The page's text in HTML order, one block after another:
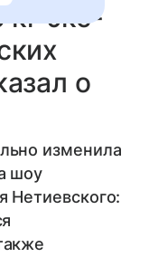
экс-
о
изменила
шоу
Нетиевского: